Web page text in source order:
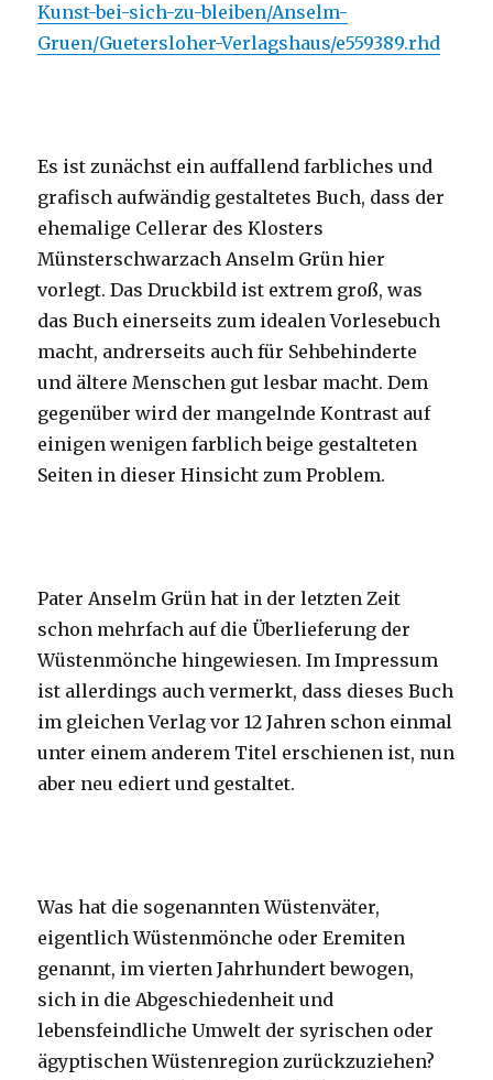
Kunst-bei-sich-zu-bleiben/Anselm-
Gruen/Guetersloher-Verlagshaus/e559389.rhd
Es ist zunächst ein auffallend farbliches und
grafisch aufwändig gestaltetes Buch, dass der
ehemalige Cellerar des Klosters
Münsterschwarzach Anselm Grün hier
vorlegt. Das Druckbild ist extrem groß, was
das Buch einerseits zum idealen Vorlesebuch
macht, andrerseits auch für Sehbehinderte
und ältere Menschen gut lesbar macht. Dem
gegenüber wird der mangelnde Kontrast auf
einigen wenigen farblich beige gestalteten
Seiten in dieser Hinsicht zum Problem.
Pater Anselm Grün hat in der letzten Zeit
schon mehrfach auf die Überlieferung der
Wüstenmönche hingewiesen. Im Impressum
ist allerdings auch vermerkt, dass dieses Buch
im gleichen Verlag vor 12 Jahren schon einmal
unter einem anderem Titel erschienen ist, nun
aber neu ediert und gestaltet.
Was hat die sogenannten Wüstenväter,
eigentlich Wüstenmönche oder Eremiten
genannt, im vierten Jahrhundert bewogen,
sich in die Abgeschiedenheit und
lebensfeindliche Umwelt der syrischen oder
ägyptischen Wüstenregion zurückzuziehen?